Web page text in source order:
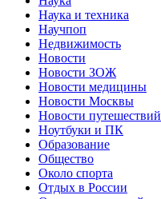
Наука и техника
Научпоп
Недвижимость
Новости
Новости ЗОЖ
Новости медицины
Новости Москвы
Новости путешествий
Ноутбуки и ПК
Образование
Общество
Около спорта
Отдых в России